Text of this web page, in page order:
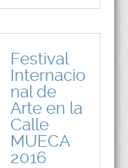
Festival
Internacio
nal de
Arte en la
Calle
MUECA
2016